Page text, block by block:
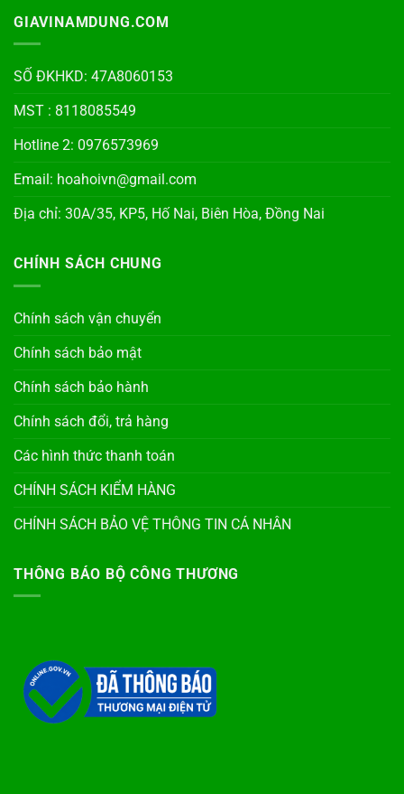
GIAVINAMDUNG.COM
SỐ ĐKHKD: 47A8060153
MST : 8118085549
Hotline 2: 0976573969
Email: hoahoivn@gmail.com
Địa chỉ: 30A/35, KP5, Hố Nai, Biên Hòa, Đồng Nai
CHÍNH SÁCH CHUNG
Chính sách vận chuyển
Chính sách bảo mật
Chính sách bảo hành
Chính sách đổi, trả hàng
Các hình thức thanh toán
CHÍNH SÁCH KIỂM HÀNG
CHÍNH SÁCH BẢO VỆ THÔNG TIN CÁ NHÂN
THÔNG BÁO BỘ CÔNG THƯƠNG